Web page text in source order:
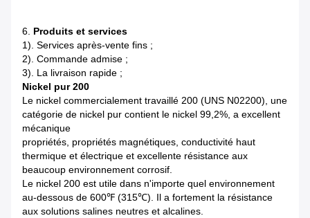
6. Produits et services
1). Services après-vente fins ;
2). Commande admise ;
3). La livraison rapide ;
Nickel pur 200
Le nickel commercialement travaillé 200 (UNS N02200), une
catégorie de nickel pur contient le nickel 99,2%, a excellent
mécanique
propriétés, propriétés magnétiques, conductivité haut
thermique et électrique et excellente résistance aux
beaucoup environnement corrosif.
Le nickel 200 est utile dans n'importe quel environnement
au-dessous de 600℉ (315℃). Il a fortement la résistance
aux solutions salines neutres et alcalines.